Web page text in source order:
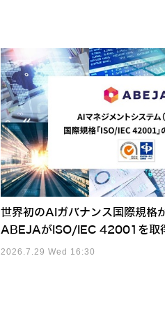
世界初のAIガバナンス国際規格
ABEJAがISO/IEC 42001を取
2026.7.29 Wed 16:30